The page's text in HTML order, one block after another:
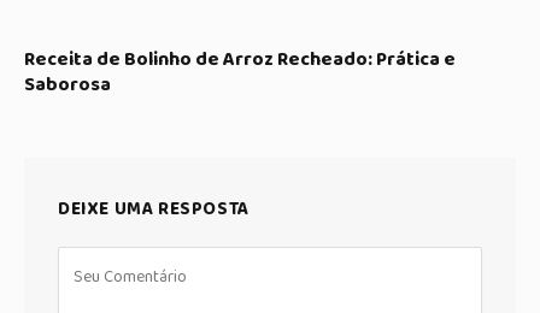
Receita de Bolinho de Arroz Recheado: Prática e
Saborosa
DEIXE UMA RESPOSTA